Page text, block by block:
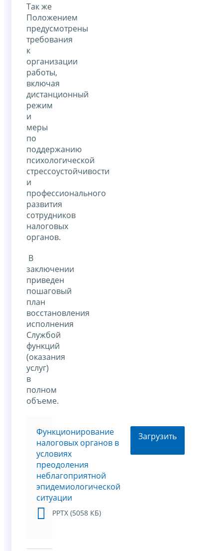
Так же
Положением
предусмотрены
требования
к
организации
работы,
включая
дистанционный
режим
и
меры
по
поддержанию
психологической
стрессоустойчивости
и
профессионального
развития
сотрудников
налоговых
органов.
В
заключении
приведен
пошаговый
план
восстановления
исполнения
Службой
функций
(оказания
услуг)
в
полном
объеме.
Функционирование
налоговых органов в
условиях
преодоления
неблагоприятной
эпидемиологической
ситуации
PPTX (5058 КБ)
Загрузить